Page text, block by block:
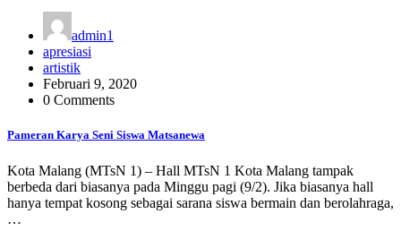
admin1
apresiasi
artistik
Februari 9, 2020
0 Comments
Pameran Karya Seni Siswa Matsanewa
Kota Malang (MTsN 1) – Hall MTsN 1 Kota Malang tampak
berbeda dari biasanya pada Minggu pagi (9/2). Jika biasanya hall
hanya tempat kosong sebagai sarana siswa bermain dan berolahraga,
…